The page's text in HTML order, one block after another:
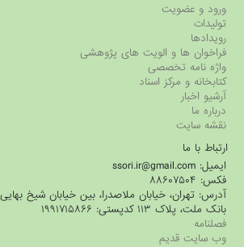
ورود و عضویت
تولیدات
رویدادها
فراخوان ها و الویت های پژوهشی
واژه نامه تخصصی
کتابخانه و مرکز اسناد
آرشیو اخبار
درباره ما
نقشه سایت
ارتباط با ما
ایمیل: ssori.ir@gmail.com
فکس: ۸۸۶۰۷۵۰۴
آدرس: تهران، خیابان ملاصدرا، بین خیابان شیخ
بانک ملت، پلاک ۱۱۳ کدپستی: ۱۹۹۱۷۱۵۸۶۶
فصلنامه
وب سایت قدیم